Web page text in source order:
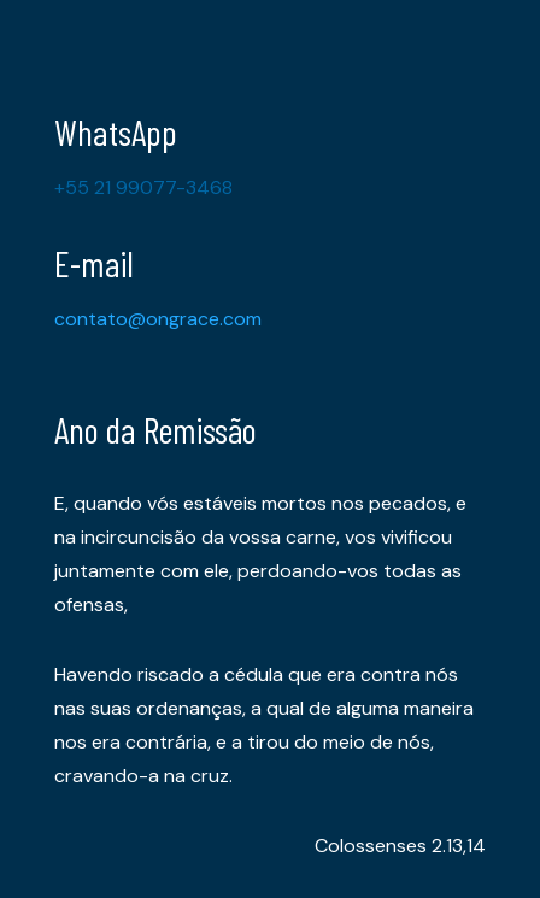
WhatsApp
+55 21 99077-3468
E-mail
contato@ongrace.com
Ano da Remissão
E, quando vós estáveis mortos nos pecados, e
na incircuncisão da vossa carne, vos vivificou
juntamente com ele, perdoando-vos todas as
ofensas,
Havendo riscado a cédula que era contra nós
nas suas ordenanças, a qual de alguma maneira
nos era contrária, e a tirou do meio de nós,
cravando-a na cruz.
Colossenses 2.13,14